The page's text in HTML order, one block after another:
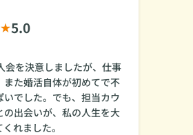
5.0
会を決意しましたが、仕事
また婚活自体が初めてで不
いでした。でも、担当カウ
の出会いが、私の人生を大
れました。